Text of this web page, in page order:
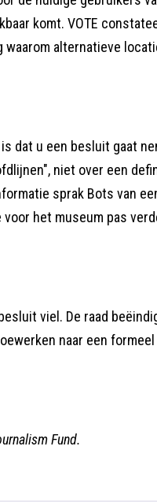
komt. VOTE
waarom alternatieve
dat u een besluit gaat
niet over een
sprak Bots van
het museum pas
viel. De raad
naar een
Fund.